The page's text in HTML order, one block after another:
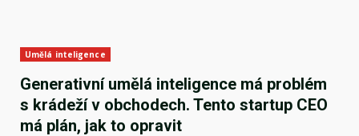
Umělá inteligence
Generativní umělá inteligence má problém
s krádeží v obchodech. Tento startup CEO
má plán, jak to opravit